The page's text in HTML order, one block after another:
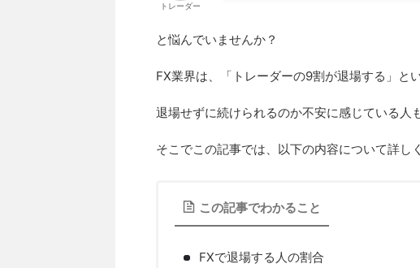
トレーダー
と悩んでいませんか？
FX業界は、「トレーダーの9割が退場する」と
退場せずに続けられるのか不安に感じている人
そこでこの記事では、以下の内容について詳し
この記事でわかること
FXで退場する人の割合